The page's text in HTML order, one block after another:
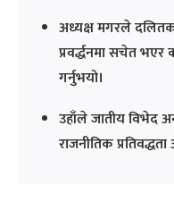
अध्यक्ष मगरले
प्रवर्द्धनमा सचेत
गर्नुभयो।
उहाँले जातीय विभेद
राजनीतिक